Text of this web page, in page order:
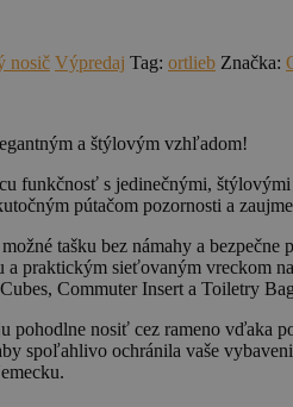
nosič Výpredaj Tag: ortlieb Značka:
a štýlovým vzhľadom!
funkčnosť s jedinečnými,
pútačom pozornosti a
tašku bez námahy a
a praktickým sieťovaným vreckom
Commuter Insert a Toiletry
pohodlne nosiť cez rameno vďaka
spoľahlivo ochránila vaše